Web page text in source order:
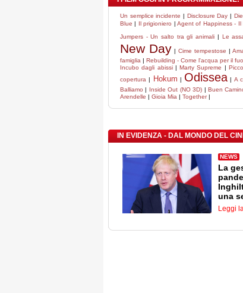
Un semplice incidente | Disclosure Day |
Blue | Il prigioniero | Agent of Happiness - Il
Jumpers - Un salto tra gli animali | Le
New Day |Cime tempestose |
famiglia | Rebuilding - Come l'acqua per il
Incubo dagli abissi|Marty Supreme |
copertura | Hokum | Odissea | A
Balliamo | Inside Out (NO 3D) | Buen
Arendelle | Gioia Mia | Together|
IN EVIDENZA - DAL MONDO DEL
NEWS
La
una
Leggi